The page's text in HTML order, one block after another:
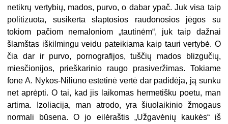
netikrų vertybių, mados, purvo, o dabar ypač. Juk visa taip
politizuota, susikerta slaptosios raudonosios jėgos su
tokiom pačiom nemaloniom „tautinėm“, juk taip dažnai
šlamštas iškilmingu veidu pateikiama kaip tauri vertybė. O
čia dar ir purvo, pornografijos, tuščių mados blizgučių,
miesčionijos, prieškarinio raugo prasiveržimas. Tokiame
fone A. Nykos-Niliūno estetinė vertė dar padidėja, ją sunku
net aprėpti. O tai, kad jis laikomas hermetišku poetu, man
artima. Izoliacija, man atrodo, yra šiuolaikinio žmogaus
normali būsena. O jo eilėraštis „Užgavėnių kaukės“ iš